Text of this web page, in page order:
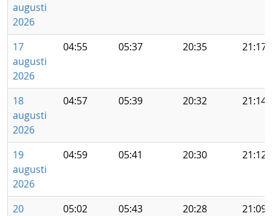
augusti
2026
17
augusti
2026
04:55 05:37 20:35 21:17
18
augusti
2026
04:57 05:39 20:32 21:14
19
augusti
2026
04:59 05:41 20:30 21:12
20
05:02 05:43 20:28 21:09